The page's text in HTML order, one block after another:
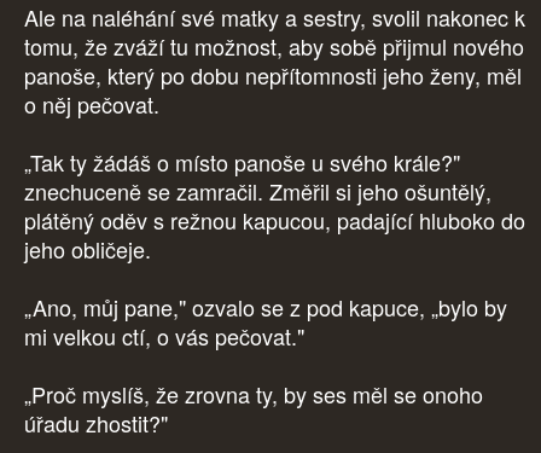
Ale na naléhání své matky a sestry, svolil nakonec k
tomu, že zváží tu možnost, aby sobě přijmul nového
panoše, který po dobu nepřítomnosti jeho ženy, měl
o něj pečovat.
„Tak ty žádáš o místo panoše u svého krále?"
znechuceně se zamračil. Změřil si jeho ošuntělý,
plátěný oděv s režnou kapucou, padající hluboko do
jeho obličeje.
„Ano, můj pane," ozvalo se z pod kapuce, „bylo by
mi velkou ctí, o vás pečovat."
„Proč myslíš, že zrovna ty, by ses měl se onoho
úřadu zhostit?"